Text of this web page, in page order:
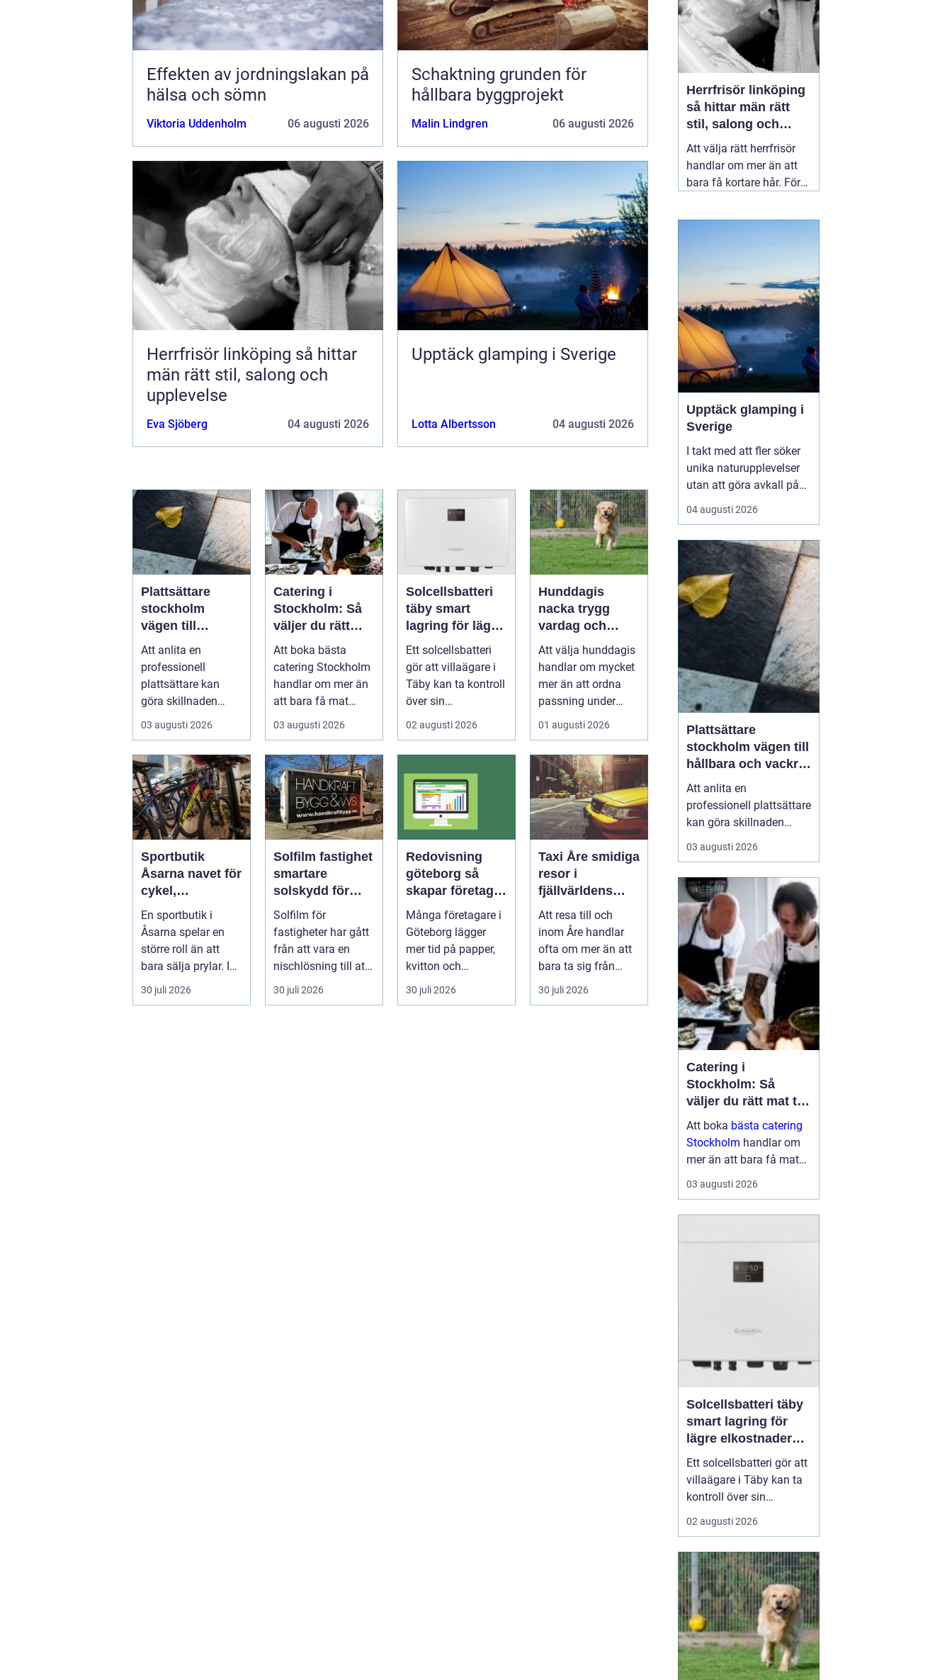
Effekten av jordningslakan på
hälsa och sömn
Viktoria Uddenholm 06 augusti 2026
Schaktning grunden för
hållbara byggprojekt
Malin Lindgren 06 augusti 2026
Herrfrisör linköping så hittar
män rätt stil, salong och
upplevelse
Eva Sjöberg 04 augusti 2026
Upptäck glamping i Sverige
Lotta Albertsson 04 augusti 2026
Plattsättare
stockholm
vägen till
hållbara och
vackra ytor
hemma
Att anlita en
professionell
plattsättare kan
göra skillnaden
mellan ett rum som
bara fungerar och
et...
03 augusti 2026
Catering i
Stockholm: Så
väljer du rätt
mat till ditt
evenemang
Att boka bästa
catering Stockholm
handlar om mer än
att bara få mat
levererad. R&aum...
03 augusti 2026
Solcellsbatteri
täby smart
lagring för lägre
elkostnader året
runt
Ett solcellsbatteri
gör att villaägare i
Täby kan ta kontroll
över sin
elförbrukning på
riktigt. Gen...
02 augusti 2026
Hunddagis
nacka trygg
vardag och
aktivt hundliv
nära stan
Att välja hunddagis
handlar om mycket
mer än att ordna
passning under
arbetsdagen. För
många hundäga...
01 augusti 2026
Sportbutik
Åsarna navet för
cykel,
längdskidor och
löpning i södra
jämtland
En sportbutik i
Åsarna spelar en
större roll än att
bara sälja prylar. I
en by känd för
längdskidåkn...
30 juli 2026
Solfilm fastighet
smartare
solskydd för
moderna
byggnader
Solfilm för
fastigheter har gått
från att vara en
nischlösning till att
bli en självklar del
av mode...
30 juli 2026
Redovisning
göteborg så
skapar företag
bättre kontroll
och mer tid
Många företagare i
Göteborg lägger
mer tid på papper,
kvitton och
myndighetskrav än
på kunder och ut...
30 juli 2026
Taxi Åre smidiga
resor i
fjällvärldens
hjärta
Att resa till och
inom Åre handlar
ofta om mer än att
bara ta sig från
punkt A till B. Vädret
skifta...
30 juli 2026
Herrfrisör linköping
så hittar män rätt
stil, salong och
upplevelse
Att välja rätt herrfrisör
handlar om mer än att
bara få kortare hår. För
är frisörbesöket ett
stil som verkligen känns
rätt.04 augusti 2026
Upptäck glamping i
Sverige
I takt med att fler söker
unika naturupplevelser
utan att göra avkall på
bekvämlighet, har
glamping Sverige blivit
Kombinationen av
glamour och camping
erbjuder resenärer lyxiga
tält mitt i nature...
04 augusti 2026
Plattsättare
stockholm vägen till
hållbara och vackra
ytor hemma
Att anlita en
professionell plattsättare
kan göra skillnaden
mellan ett rum som bara
fungerar och ett rum
tid både praktiskt och
visuellt. När någon söker
efter P...
03 augusti 2026
Catering i
Stockholm: Så
väljer du rätt mat till
ditt evenemang
Att boka bästa catering
Stockholm handlar om
mer än att bara få mat
levererad. Rätt meny,
upplägg och service kan
03 augusti 2026
Solcellsbatteri täby
smart lagring för
lägre elkostnader
året runt
Ett solcellsbatteri gör att
villaägare i Täby kan ta
kontroll över sin
elförbrukning på riktigt.
Genom att lagra billig
och använda den när
elpriserna stiger, går det
att sänka kostnaderna,
kapa effekttoppar och
bli mindre kän...
02 augusti 2026